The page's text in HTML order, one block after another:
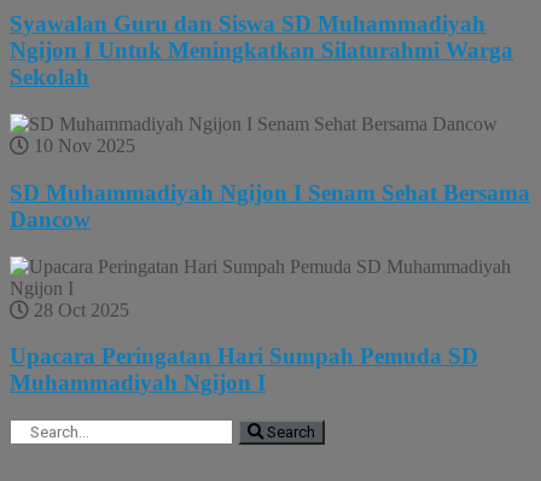
Syawalan Guru dan Siswa SD Muhammadiyah
Ngijon I Untuk Meningkatkan Silaturahmi Warga
Sekolah
10 Nov 2025
SD Muhammadiyah Ngijon I Senam Sehat Bersama
Dancow
28 Oct 2025
Upacara Peringatan Hari Sumpah Pemuda SD
Muhammadiyah Ngijon I
Search